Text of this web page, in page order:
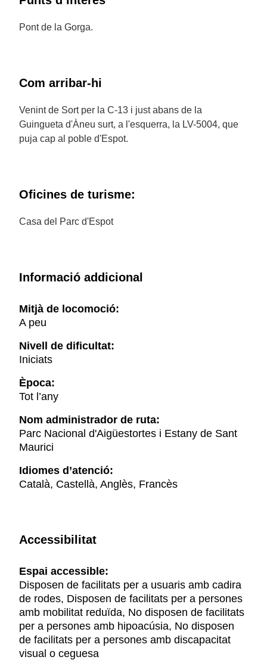
Pont de la Gorga.
Com arribar-hi
Venint de Sort per la C-13 i just abans de la
Guingueta d'Àneu surt, a l'esquerra, la LV-5004, que
puja cap al poble d'Espot.
Oficines de turisme:
Casa del Parc d'Espot
Informació addicional
Mitjà de locomoció:
A peu
Nivell de dificultat:
Iniciats
Època:
Tot l’any
Nom administrador de ruta:
Parc Nacional d'Aigüestortes i Estany de Sant
Maurici
Idiomes d’atenció:
Català, Castellà, Anglès, Francès
Accessibilitat
Espai accessible:
Disposen de facilitats per a usuaris amb cadira
de rodes, Disposen de facilitats per a persones
amb mobilitat reduïda, No disposen de facilitats
per a persones amb hipoacúsia, No disposen
de facilitats per a persones amb discapacitat
visual o ceguesa